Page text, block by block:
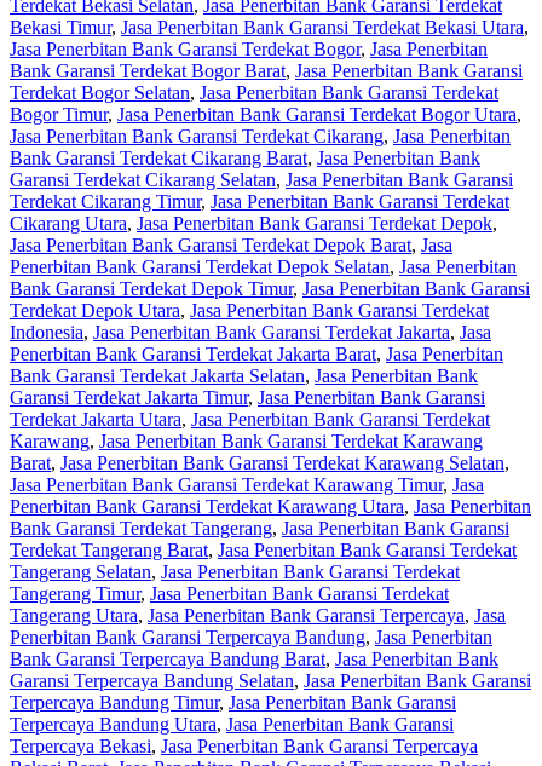
Terdekat Bekasi Selatan, Jasa Penerbitan Bank Garansi Terdekat
Bekasi Timur, Jasa Penerbitan Bank Garansi Terdekat Bekasi Utara,
Jasa Penerbitan Bank Garansi Terdekat Bogor, Jasa Penerbitan
Bank Garansi Terdekat Bogor Barat, Jasa Penerbitan Bank Garansi
Terdekat Bogor Selatan, Jasa Penerbitan Bank Garansi Terdekat
Bogor Timur, Jasa Penerbitan Bank Garansi Terdekat Bogor Utara,
Jasa Penerbitan Bank Garansi Terdekat Cikarang, Jasa Penerbitan
Bank Garansi Terdekat Cikarang Barat, Jasa Penerbitan Bank
Garansi Terdekat Cikarang Selatan, Jasa Penerbitan Bank Garansi
Terdekat Cikarang Timur, Jasa Penerbitan Bank Garansi Terdekat
Cikarang Utara, Jasa Penerbitan Bank Garansi Terdekat Depok,
Jasa Penerbitan Bank Garansi Terdekat Depok Barat, Jasa
Penerbitan Bank Garansi Terdekat Depok Selatan, Jasa Penerbitan
Bank Garansi Terdekat Depok Timur, Jasa Penerbitan Bank Garansi
Terdekat Depok Utara, Jasa Penerbitan Bank Garansi Terdekat
Indonesia, Jasa Penerbitan Bank Garansi Terdekat Jakarta, Jasa
Penerbitan Bank Garansi Terdekat Jakarta Barat, Jasa Penerbitan
Bank Garansi Terdekat Jakarta Selatan, Jasa Penerbitan Bank
Garansi Terdekat Jakarta Timur, Jasa Penerbitan Bank Garansi
Terdekat Jakarta Utara, Jasa Penerbitan Bank Garansi Terdekat
Karawang, Jasa Penerbitan Bank Garansi Terdekat Karawang
Barat, Jasa Penerbitan Bank Garansi Terdekat Karawang Selatan,
Jasa Penerbitan Bank Garansi Terdekat Karawang Timur, Jasa
Penerbitan Bank Garansi Terdekat Karawang Utara, Jasa Penerbitan
Bank Garansi Terdekat Tangerang, Jasa Penerbitan Bank Garansi
Terdekat Tangerang Barat, Jasa Penerbitan Bank Garansi Terdekat
Tangerang Selatan, Jasa Penerbitan Bank Garansi Terdekat
Tangerang Timur, Jasa Penerbitan Bank Garansi Terdekat
Tangerang Utara, Jasa Penerbitan Bank Garansi Terpercaya, Jasa
Penerbitan Bank Garansi Terpercaya Bandung, Jasa Penerbitan
Bank Garansi Terpercaya Bandung Barat, Jasa Penerbitan Bank
Garansi Terpercaya Bandung Selatan, Jasa Penerbitan Bank Garansi
Terpercaya Bandung Timur, Jasa Penerbitan Bank Garansi
Terpercaya Bandung Utara, Jasa Penerbitan Bank Garansi
Terpercaya Bekasi, Jasa Penerbitan Bank Garansi Terpercaya